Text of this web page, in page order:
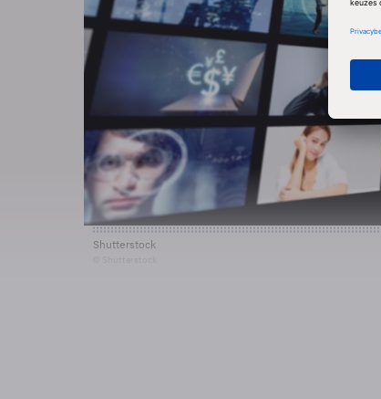
Shutterstock